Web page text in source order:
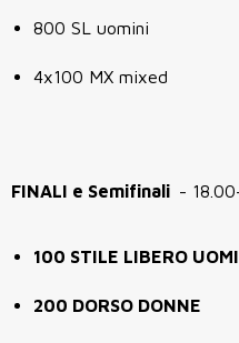
800 SL uomini
4x100 MX mixed
FINALI e Semifinali -
100 STILE LIBERO
200 DORSO DONNE